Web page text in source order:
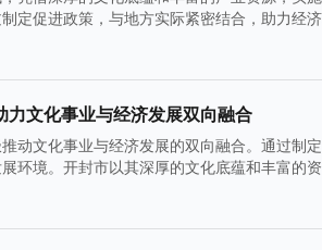
定促进政策，与地方实际紧密结合，助力经
力文化事业与经济发展双向融合
动文化事业与经济发展的双向融合。通过制
环境。开封市以其深厚的文化底蕴和丰富的